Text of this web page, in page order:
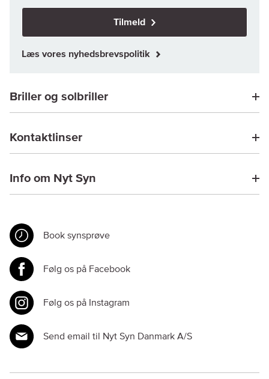
Tilmeld
Læs vores nyhedsbrevspolitik
Briller og solbriller
Kontaktlinser
Info om Nyt Syn
Book synsprøve
Følg os på Facebook
Følg os på Instagram
Send email til Nyt Syn Danmark A/S